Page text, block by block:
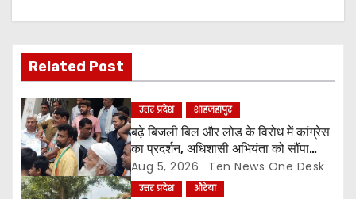
v
i
g
a
t
i
Related Post
उत्तर प्रदेश शाहजहांपुर
बढ़े बिजली बिल और लोड के विरोध में कांग्रेस
का प्रदर्शन, अधिशासी अभियंता को सौंपा
ज्ञापन
Aug 5, 2026 Ten News One Desk
उत्तर प्रदेश औरेया